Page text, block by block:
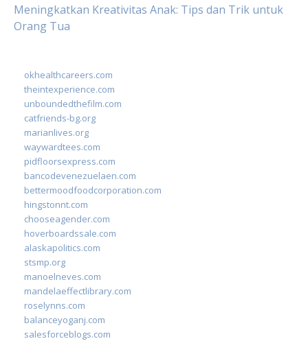
Meningkatkan Kreativitas Anak: Tips dan Trik untuk
Orang Tua
okhealthcareers.com
theintexperience.com
unboundedthefilm.com
catfriends-bg.org
marianlives.org
waywardtees.com
pidfloorsexpress.com
bancodevenezuelaen.com
bettermoodfoodcorporation.com
hingstonnt.com
chooseagender.com
hoverboardssale.com
alaskapolitics.com
stsmp.org
manoelneves.com
mandelaeffectlibrary.com
roselynns.com
balanceyoganj.com
salesforceblogs.com